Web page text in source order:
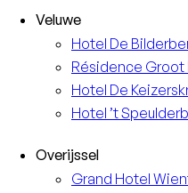
Veluwe
Hotel De
Résidence Groot
Hotel De
Hotel ’t
Overijssel
Grand Hotel